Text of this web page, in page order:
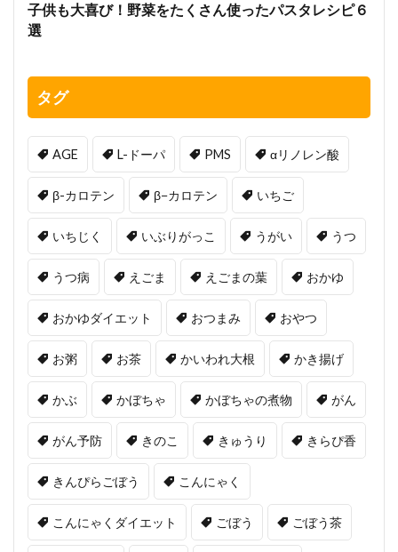
子供も大喜び！野菜をたくさん使ったパスタレシピ６
選
タグ
AGE L-ドーパ PMS αリノレン酸
β-カロテン β−カロテン いちご
いちじく いぶりがっこ うがい うつ
うつ病 えごま えごまの葉 おかゆ
おかゆダイエット おつまみ おやつ
お粥 お茶 かいわれ大根 かき揚げ
かぶ かぼちゃ かぼちゃの煮物 がん
がん予防 きのこ きゅうり きらぴ香
きんぴらごぼう こんにゃく
こんにゃくダイエット ごぼう ごぼう茶